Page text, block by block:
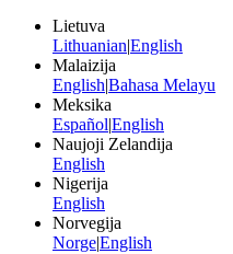
Lietuva
LithuanianEnglish
Malaizija
EnglishBahasa Melayu
Meksika
EspañolEnglish
Naujoji Zelandija
English
Nigerija
English
Norvegija
NorgeEnglish